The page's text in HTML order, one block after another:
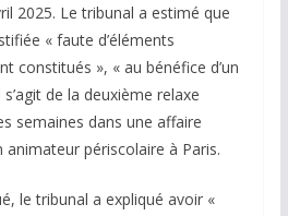
2025. Le tribunal a estimé que
« faute d’éléments
constitués », « au bénéfice d’un
de la deuxième relaxe
semaines dans une affaire
animateur périscolaire à Paris.
le tribunal a expliqué avoir «